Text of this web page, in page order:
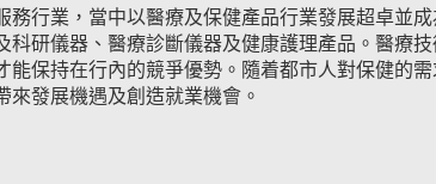
務行業，當中以醫療及保健產品行業發展超卓並
科研儀器、醫療診斷儀器及健康護理產品。醫療
能保持在行內的競爭優勢。隨着都市人對保健的
來發展機遇及創造就業機會。